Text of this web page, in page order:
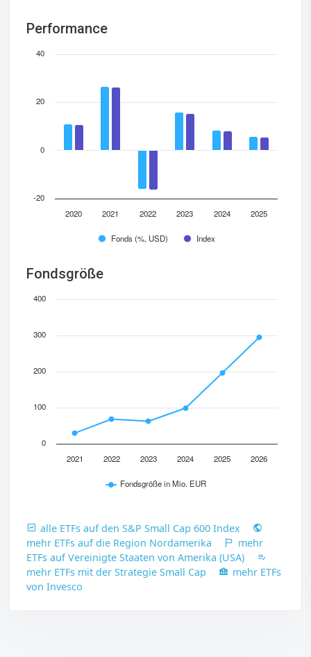
Performance
Fonds (%, USD) Index
2020 2021 2022 2023 2024 2025
-20
0
20
40
Fondsgröße
Fondsgröße in Mio. EUR
2021 2022 2023 2024 2025 2026
0
100
200
300
400
alle ETFs auf den S&P Small Cap 600 Index
mehr ETFs auf die Region Nordamerika
mehr
ETFs auf Vereinigte Staaten von Amerika (USA)
mehr ETFs mit der Strategie Small Cap
mehr ETFs
von Invesco